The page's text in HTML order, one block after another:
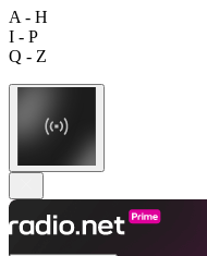
A - H
I - P
Q - Z